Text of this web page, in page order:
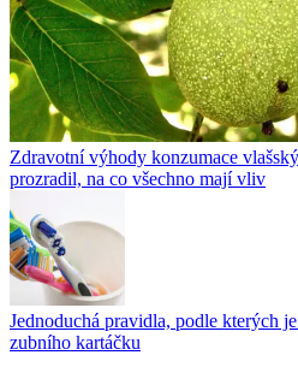
Zdravotní výhody konzumace
prozradil, na co všechno mají vliv
Jednoduchá pravidla, podle kterých
zubního kartáčku